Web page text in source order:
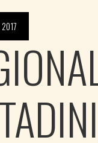
2017